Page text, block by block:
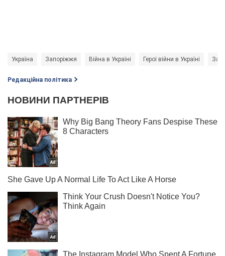
Україна Запоріжжя Війна в Україні Герої війни в Україні
Редакційна політика